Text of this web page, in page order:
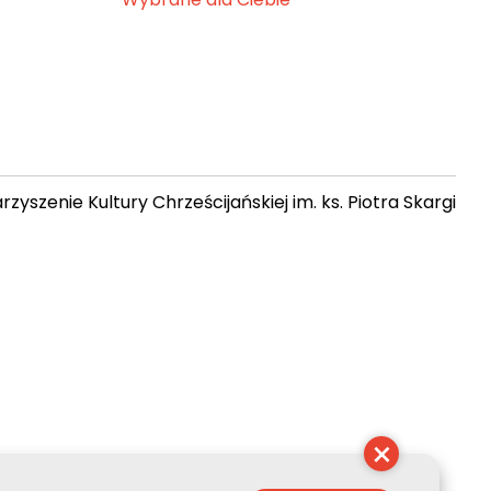
Kultury Chrześcijańskiej im. ks. Piotra Skargi
×